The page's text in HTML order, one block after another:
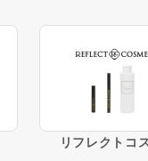
リフレクトコ